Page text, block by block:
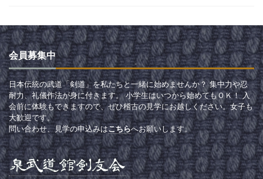
会員募集中
日本伝統の武道「剣道」を私たちと一緒に始めませんか？ 集中力や忍
耐力、礼儀作法が身に付きます。 小学生はいつから始めてもＯＫ！ 入
会前に体験もできますので、ぜひ稽古の見学にお越しください。女子も
大歓迎です。
問い合わせ、見学の申込みはこちらへお願いします。